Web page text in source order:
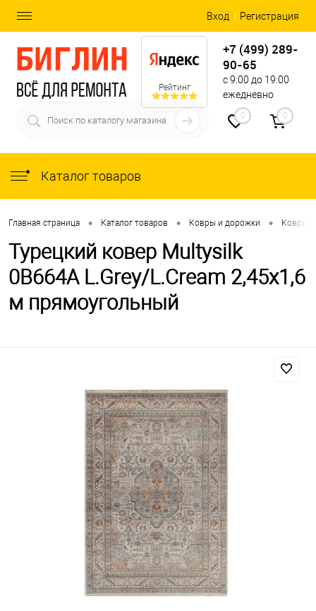
Вход Регистрация
Рейтинг
+7 (499) 289-
90-65
с 9:00 до 19:00
ежедневно
0 0
Каталог товаров
Главная страница • Каталог товаров • Ковры и дорожки • Ковры
Турецкий ковер Multysilk
0B664A L.Grey/L.Cream 2,45x1,6
м прямоугольный